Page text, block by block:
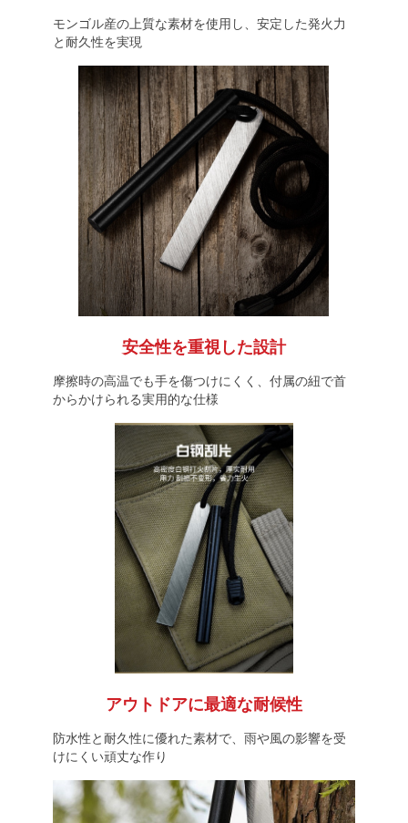
モンゴル産の上質な素材を使用し、安定した発火力
と耐久性を実現
安全性を重視した設計
摩擦時の高温でも手を傷つけにくく、付属の紐で首
からかけられる実用的な仕様
アウトドアに最適な耐候性
防水性と耐久性に優れた素材で、雨や風の影響を受
けにくい頑丈な作り